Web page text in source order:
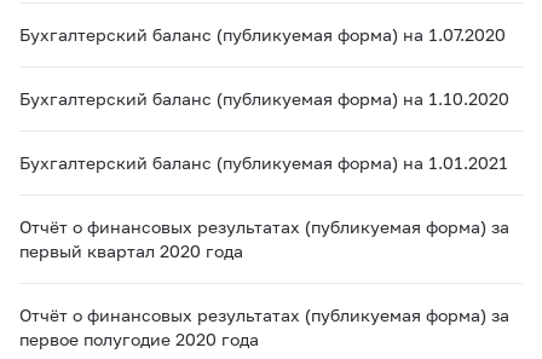
Бухгалтерский баланс (публикуемая форма) на 1.07.2020
Бухгалтерский баланс (публикуемая форма) на 1.10.2020
Бухгалтерский баланс (публикуемая форма) на 1.01.2021
Отчёт о финансовых результатах (публикуемая форма) за
первый квартал 2020 года
Отчёт о финансовых результатах (публикуемая форма) за
первое полугодие 2020 года